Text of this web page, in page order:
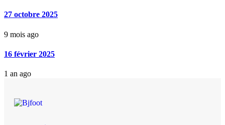
27 octobre 2025
9 mois ago
16 février 2025
1 an ago